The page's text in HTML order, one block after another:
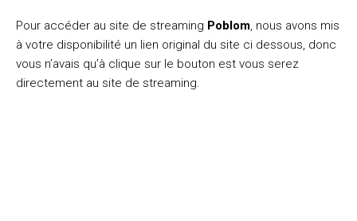
Pour accéder au site de streaming Poblom, nous avons mis
à votre disponibilité un lien original du site ci dessous, donc
vous n’avais qu’à clique sur le bouton est vous serez
directement au site de streaming.